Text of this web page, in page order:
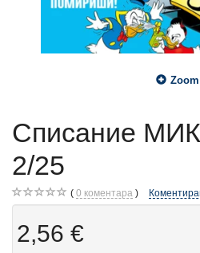
Zoom
Списание
2/25
0 коментара
2,56 €